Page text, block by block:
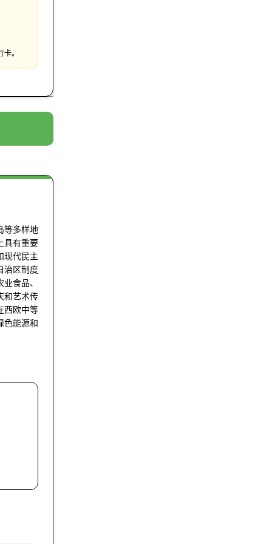
。
等多样地
具有重要
现代民主
治区制度
食品、
和艺术传
西欧中等
色能源和